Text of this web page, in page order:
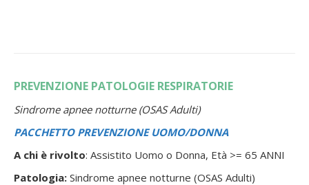
PREVENZIONE PATOLOGIE RESPIRATORIE
Sindrome apnee notturne (OSAS Adulti)
PACCHETTO PREVENZIONE UOMO/DONNA
A chi è rivolto: Assistito Uomo o Donna, Età >= 65 ANNI
Patologia: Sindrome apnee notturne (OSAS Adulti)